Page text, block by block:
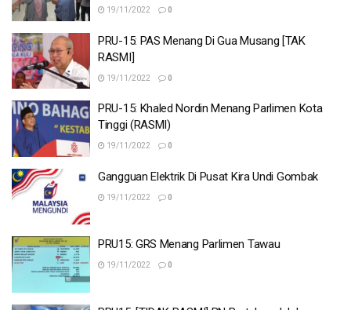
19/11/2022 0
PRU-15: PAS Menang Di Gua Musang [TAK
RASMI]
19/11/2022 0
PRU-15: Khaled Nordin Menang Parlimen Kota
Tinggi (RASMI)
19/11/2022 0
Gangguan Elektrik Di Pusat Kira Undi Gombak
19/11/2022 0
PRU15: GRS Menang Parlimen Tawau
19/11/2022 0